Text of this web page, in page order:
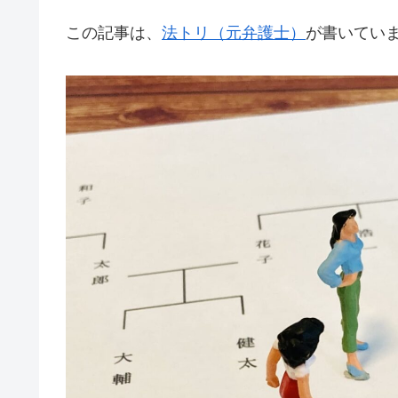
この記事は、 法トリ（元弁護士） が書いてい